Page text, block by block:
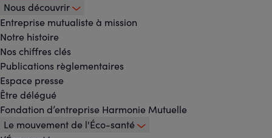
Footer
-
Menu
principal
Nous découvrir
Entreprise mutualiste à mission
Notre histoire
Nos chiffres clés
Publications règlementaires
Espace presse
Être délégué
Fondation d’entreprise Harmonie Mutuelle
Le mouvement de l'Éco-santé